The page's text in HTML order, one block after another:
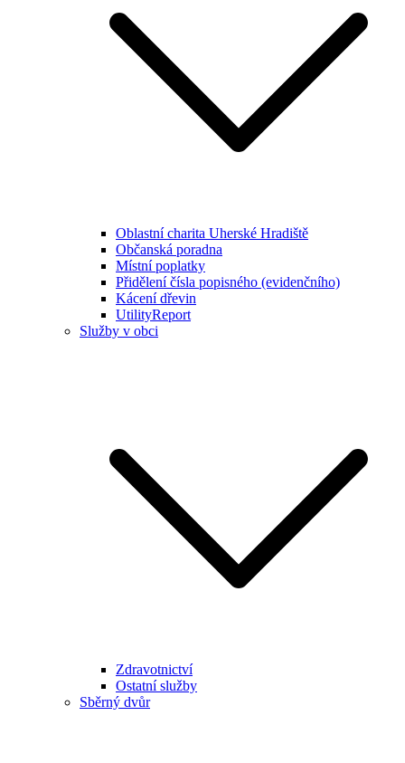
Oblastní charita Uherské Hradiště
Občanská poradna
Místní poplatky
Přidělení čísla popisného (evidenčního)
Kácení dřevin
UtilityReport
Služby v obci
Zdravotnictví
Ostatní služby
Sběrný dvůr